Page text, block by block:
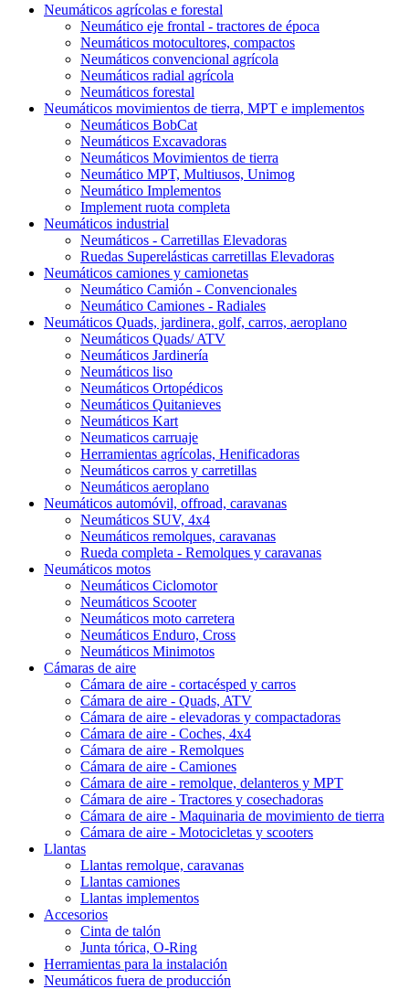
Neumáticos agrícolas e forestal
Neumático eje frontal - tractores de época
Neumáticos motocultores, compactos
Neumáticos convencional agrícola
Neumáticos radial agrícola
Neumáticos forestal
Neumáticos movimientos de tierra, MPT e implementos
Neumáticos BobCat
Neumáticos Excavadoras
Neumáticos Movimientos de tierra
Neumático MPT, Multiusos, Unimog
Neumático Implementos
Implement ruota completa
Neumáticos industrial
Neumáticos - Carretillas Elevadoras
Ruedas Superelásticas carretillas Elevadoras
Neumáticos camiones y camionetas
Neumático Camión - Convencionales
Neumático Camiones - Radiales
Neumáticos Quads, jardinera, golf, carros, aeroplano
Neumáticos Quads/ ATV
Neumáticos Jardinería
Neumáticos liso
Neumáticos Ortopédicos
Neumáticos Quitanieves
Neumáticos Kart
Neumaticos carruaje
Herramientas agrícolas, Henificadoras
Neumáticos carros y carretillas
Neumáticos aeroplano
Neumáticos automóvil, offroad, caravanas
Neumáticos SUV, 4x4
Neumáticos remolques, caravanas
Rueda completa - Remolques y caravanas
Neumáticos motos
Neumáticos Ciclomotor
Neumáticos Scooter
Neumáticos moto carretera
Neumáticos Enduro, Cross
Neumáticos Minimotos
Cámaras de aire
Cámara de aire - cortacésped y carros
Cámara de aire - Quads, ATV
Cámara de aire - elevadoras y compactadoras
Cámara de aire - Coches, 4x4
Cámara de aire - Remolques
Cámara de aire - Camiones
Cámara de aire - remolque, delanteros y MPT
Cámara de aire - Tractores y cosechadoras
Cámara de aire - Maquinaria de movimiento de tierra
Cámara de aire - Motocicletas y scooters
Llantas
Llantas remolque, caravanas
Llantas camiones
Llantas implementos
Accesorios
Cinta de talón
Junta tórica, O-Ring
Herramientas para la instalación
Neumáticos fuera de producción